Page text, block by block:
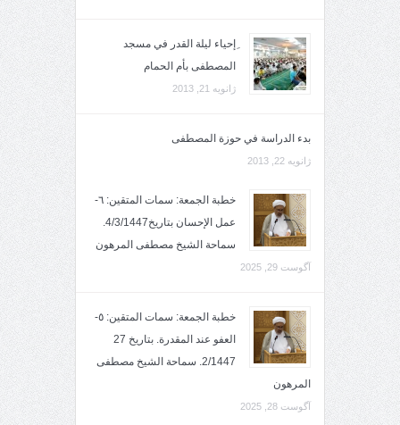
ِإحياء ليلة القدر في مسجد
المصطفى بأم الحمام
ژانویه 21, 2013
بدء الدراسة في حوزة المصطفى
ژانویه 22, 2013
خطبة الجمعة: سمات المتقين: ٦-
عمل الإحسان بتاريخ4/3/1447.
سماحة الشيخ مصطفى المرهون
آگوست 29, 2025
خطبة الجمعة: سمات المتقين: ٥-
العفو عند المقدرة. بتاريخ 27
2/1447. سماحة الشيخ مصطفى
المرهون
آگوست 28, 2025